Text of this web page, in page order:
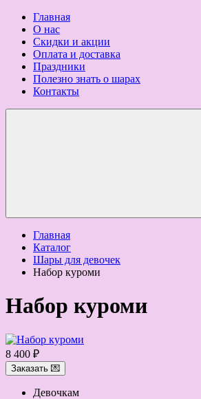
Главная
О нас
Скидки и акции
Оплата и доставка
Праздники
Полезно знать о шарах
Контакты
Главная
Каталог
Шары для девочек
Набор куроми
Набор куроми
8 400 ₽
Заказать 💌
Девочкам